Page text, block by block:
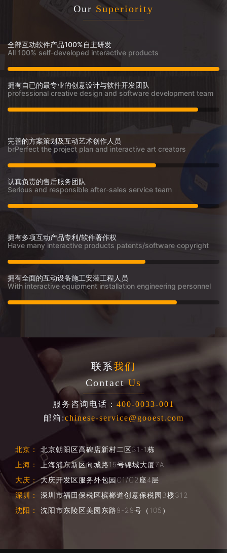
Our Superiority
全部互动软件产品100%自主研发
All 100% self-developed interactive products
拥有自已的最专业的创意设计与软件开发团队
professional creative design and software development team
完善的方案策划及互动艺术创作人员
brPerfect the project plan and interactive art creators
认真负责的售后服务团队
Serious and responsible after-sales service team
拥有多项互动产品专利/软件著作权
Have many interactive products patents/software copyright
拥有全面的互动设备施工安装工程人员
With interactive equipment installation engineering personnel
联系我们
ContactUs
服务咨询电话： 400-0033-001
邮箱:chinese-service@gooest.com
北京：
北京朝阳区高碑店新村二区31-1栋
上海：
上海浦东新区向城路15号锦城大厦7A
大庆：大庆开发区服务外包园C1/C2座4层
深圳：
深圳市福田保税区槟榔道创意保税园3楼312
沈阳：
沈阳市东陵区美园东路9-29号（105）